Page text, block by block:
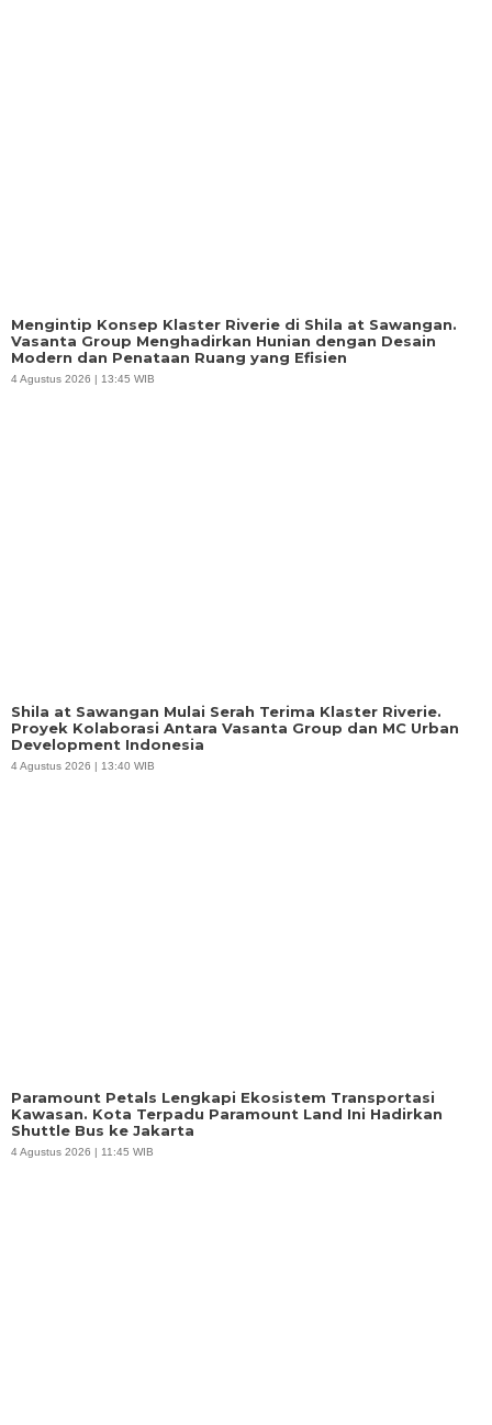
Mengintip Konsep Klaster Riverie di Shila at Sawangan.
Vasanta Group Menghadirkan Hunian dengan Desain
Modern dan Penataan Ruang yang Efisien
4 Agustus 2026 | 13:45 WIB
Shila at Sawangan Mulai Serah Terima Klaster Riverie.
Proyek Kolaborasi Antara Vasanta Group dan MC Urban
Development Indonesia
4 Agustus 2026 | 13:40 WIB
Paramount Petals Lengkapi Ekosistem Transportasi
Kawasan. Kota Terpadu Paramount Land Ini Hadirkan
Shuttle Bus ke Jakarta
4 Agustus 2026 | 11:45 WIB